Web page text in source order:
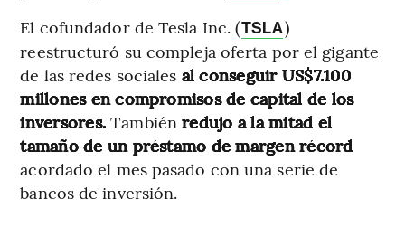
El cofundador de Tesla Inc. (TSLA)
reestructuró su compleja oferta por el gigante
de las redes sociales al conseguir US$7.100
millones en compromisos de capital de los
inversores.También redujo a la mitad el
tamaño de un préstamo de margen récord
acordado el mes pasado con una serie de
bancos de inversión.